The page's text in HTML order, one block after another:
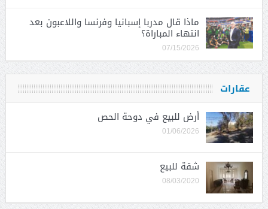
ماذا قال مدربا إسبانيا وفرنسا واللاعبون بعد
انتهاء المباراة؟
07/15/2026
عقارات
أرض للبيع في دوحة الحص
01/06/2026
شقة للبيع
08/03/2020